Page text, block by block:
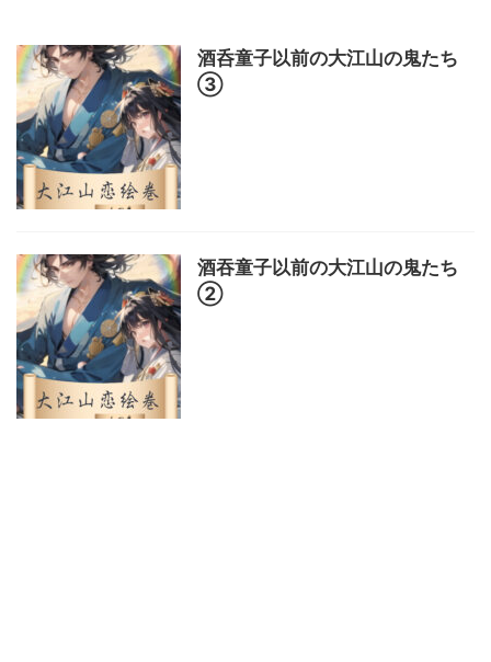
酒呑童子以前の大江山の鬼たち
③
酒吞童子以前の大江山の鬼たち
②